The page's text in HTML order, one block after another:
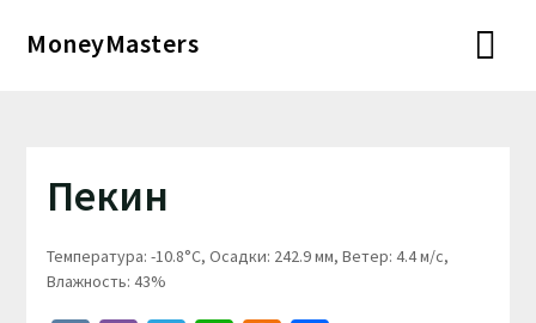
MoneyMasters
Пекин
Температура: -10.8°C, Осадки: 242.9 мм, Ветер: 4.4 м/с,
Влажность: 43%